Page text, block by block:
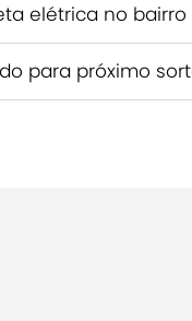
elétrica no bairro
para próximo